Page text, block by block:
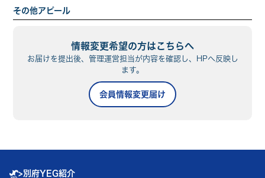
その他アピール
情報変更希望の方はこちらへ
お届けを提出後、管理運営担当が内容を確認し、HPへ反映し
ます。
会員情報変更届け
>別府YEG紹介